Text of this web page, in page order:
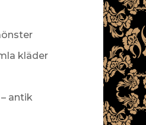
kläder
antik